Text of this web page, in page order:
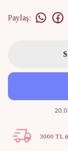
Paylaş:
3000 TL